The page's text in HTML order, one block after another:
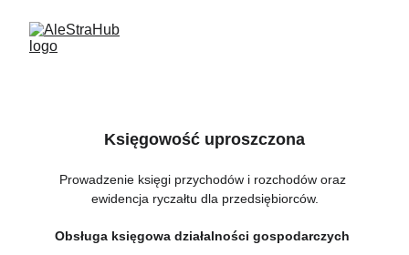
Księgowość uproszczona
Prowadzenie księgi przychodów i rozchodów oraz
ewidencja ryczałtu dla przedsiębiorców.
Obsługa księgowa działalności gospodarczych